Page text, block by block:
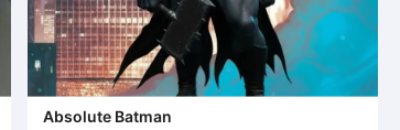
Absolute Batman